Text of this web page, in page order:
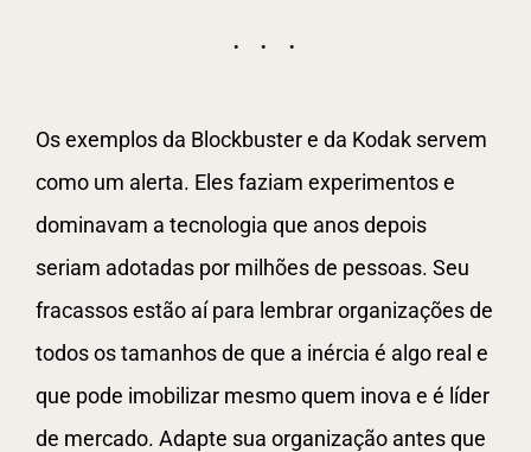
Os exemplos da Blockbuster e da Kodak servem
como um alerta. Eles faziam experimentos e
dominavam a tecnologia que anos depois
seriam adotadas por milhões de pessoas. Seu
fracassos estão aí para lembrar organizações de
todos os tamanhos de que a inércia é algo real e
que pode imobilizar mesmo quem inova e é líder
de mercado. Adapte sua organização antes que